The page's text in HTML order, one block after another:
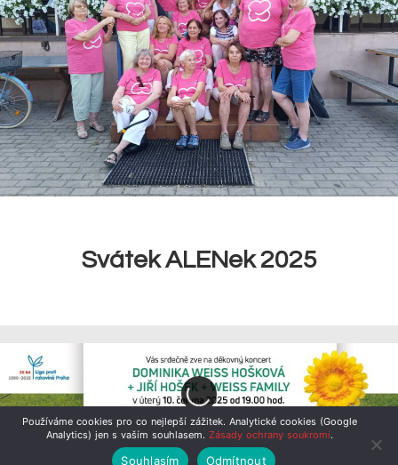
Svátek ALENek 2025
Používáme cookies pro co nejlepší zážitek. Analytické cookies (Google
Analytics) jen s vaším souhlasem. Zásady ochrany soukromí.
Souhlasím Odmítnout